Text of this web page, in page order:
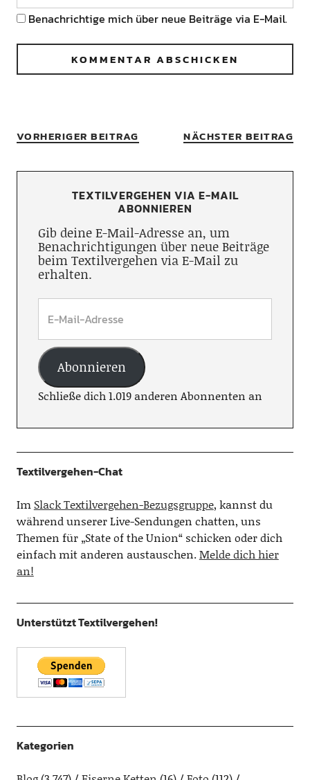
Benachrichtige mich über neue Beiträge via E-Mail.
VORHERIGER BEITRAG NÄCHSTER BEITRAG
TEXTILVERGEHEN VIA E-MAIL
ABONNIEREN
Gib deine E-Mail-Adresse an, um
Benachrichtigungen über neue Beiträge
beim Textilvergehen via E-Mail zu
erhalten.
Abonnieren
Schließe dich 1.019 anderen Abonnenten an
Textilvergehen-Chat
Im Slack Textilvergehen-Bezugsgruppe, kannst du
während unserer Live-Sendungen chatten, uns
Themen für „State of the Union“ schicken oder dich
einfach mit anderen austauschen.Melde dich hier
an!
Unterstützt Textilvergehen!
Kategorien